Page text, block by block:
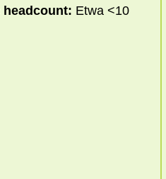
headcount: Etwa <10